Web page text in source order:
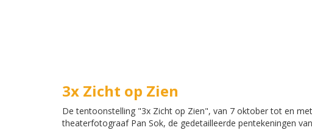
3x Zicht op Zien
De tentoonstelling "3x Zicht op Zien", van 7 oktober tot en
theaterfotograaf Pan Sok, de gedetailleerde pentekeningen